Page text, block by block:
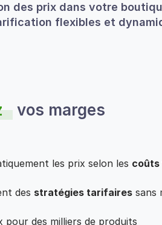
des prix dans votre
flexibles et
vos marges
les prix selon les coûts
des stratégies tarifaires sans
pour des milliers de produits